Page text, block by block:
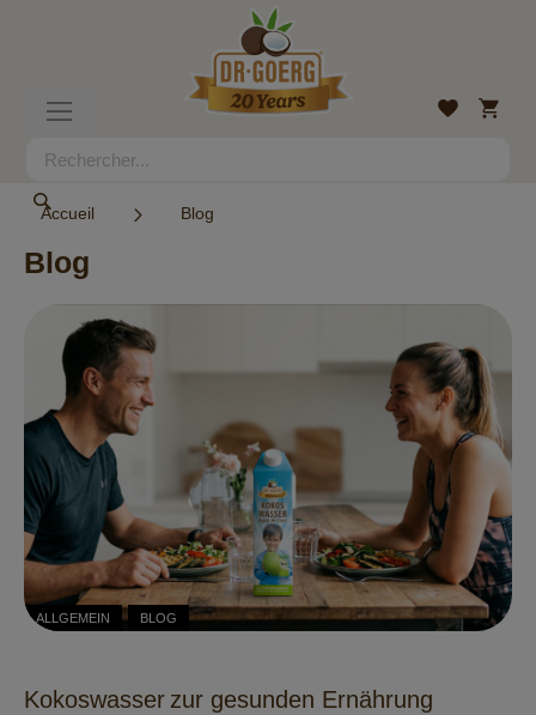
navigation
Rechercher
Liste
Mon
panier
Accueil Blog
Blog
ALLGEMEIN BLOG
Kokoswasser zur gesunden Ernährung